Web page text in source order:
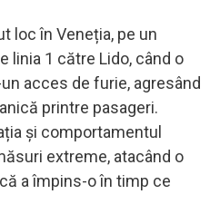
loc în Veneția, pe un
linia 1 către Lido, când o
acces de furie, agresând
printre pasageri.
și comportamentul
extreme, atacând o
a împins-o în timp ce